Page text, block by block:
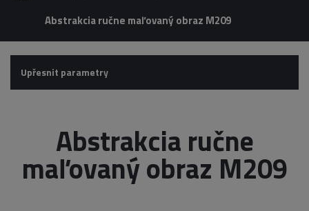
Abstrakcia ručne maľovaný obraz M209
Upřesnit parametry
Abstrakcia ručne
maľovaný obraz M209